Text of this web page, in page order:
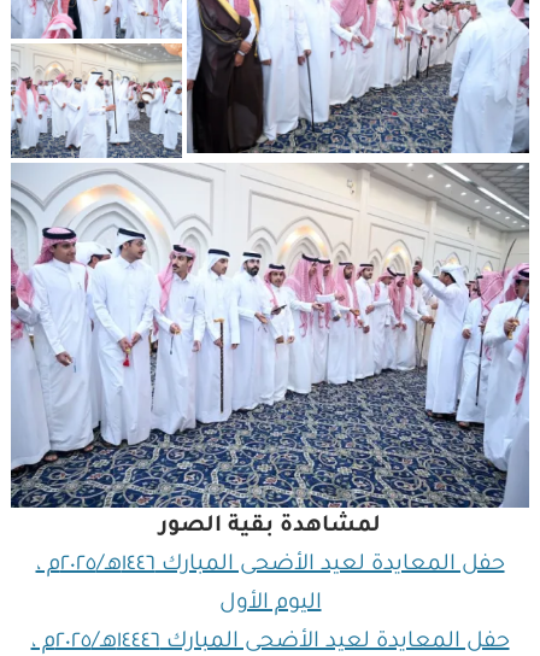
لمشاهدة بقية الصور
حفل المعايدة لعيد الأضحى المبارك ١٤٤٦هـ/٢٠٢٥م ،
اليوم الأول
حفل المعايدة لعيد الأضحى المبارك ١٤٤٤٦هـ/٢٠٢٥م ،